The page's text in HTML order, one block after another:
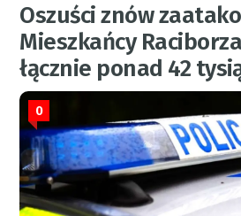
Oszuści znów
Mieszkańcy
łącznie ponad 42
0